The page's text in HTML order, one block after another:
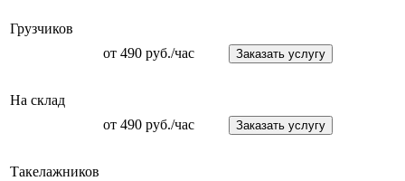
Грузчиков
от 490 руб./час
Заказать услугу
На склад
от 490 руб./час
Заказать услугу
Такелажников